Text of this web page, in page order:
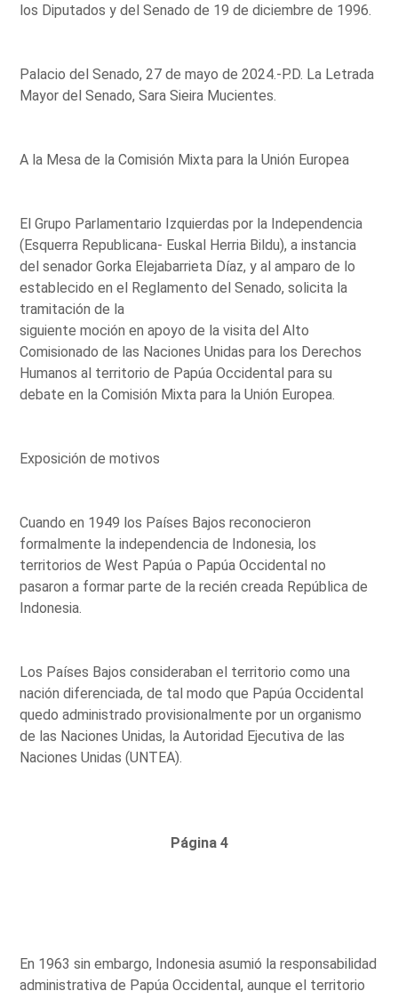
los Diputados y del Senado de 19 de diciembre de 1996.
Palacio del Senado, 27 de mayo de 2024.-P.D. La Letrada
Mayor del Senado, Sara Sieira Mucientes.
A la Mesa de la Comisión Mixta para la Unión Europea
El Grupo Parlamentario Izquierdas por la Independencia
(Esquerra Republicana- Euskal Herria Bildu), a instancia
del senador Gorka Elejabarrieta Díaz, y al amparo de lo
establecido en el Reglamento del Senado, solicita la
tramitación de la
siguiente moción en apoyo de la visita del Alto
Comisionado de las Naciones Unidas para los Derechos
Humanos al territorio de Papúa Occidental para su
debate en la Comisión Mixta para la Unión Europea.
Exposición de motivos
Cuando en 1949 los Países Bajos reconocieron
formalmente la independencia de Indonesia, los
territorios de West Papúa o Papúa Occidental no
pasaron a formar parte de la recién creada República de
Indonesia.
Los Países Bajos consideraban el territorio como una
nación diferenciada, de tal modo que Papúa Occidental
quedo administrado provisionalmente por un organismo
de las Naciones Unidas, la Autoridad Ejecutiva de las
Naciones Unidas (UNTEA).
Página 4
En 1963 sin embargo, Indonesia asumió la responsabilidad
administrativa de Papúa Occidental, aunque el territorio